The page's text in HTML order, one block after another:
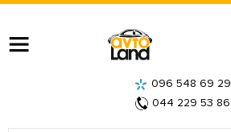
096 548 69 29
044 229 53 86